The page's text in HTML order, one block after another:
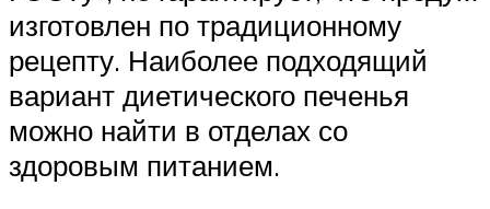
изготовлен по традиционному
рецепту. Наиболее подходящий
вариант диетического печенья
можно найти в отделах со
здоровым питанием.